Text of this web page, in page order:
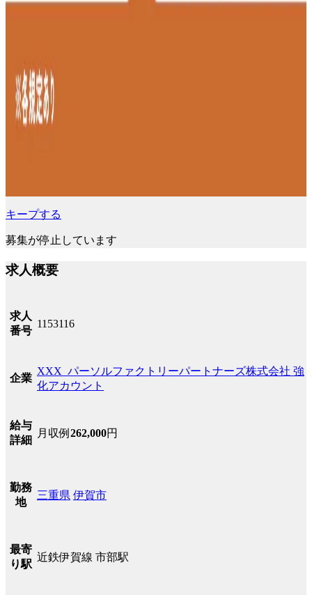
キープする
募集が停止しています
求人概要
求人
番号
1153116
企業
XXX_パーソルファクトリーパートナーズ株式会社 強
化アカウント
給与
詳細
月収例 262,000円
勤務
地
三重県 伊賀市
最寄
り駅
近鉄伊賀線 市部駅